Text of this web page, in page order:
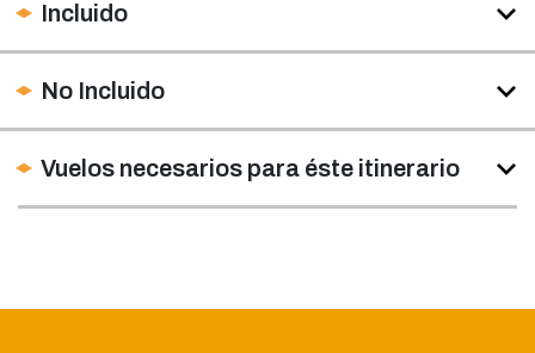
Incluido
No Incluido
Vuelos necesarios para éste itinerario